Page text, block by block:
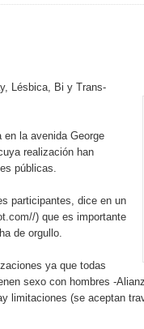
una noche de
Oficina Regional Este
con nuevo
de Pavel
Lésbica, Bi y Trans-
la avenida George
realización han
públicas.
participantes, dice en un
/) que es importante
de orgullo.
ya que todas
sexo con hombres -
limitaciones (se aceptan